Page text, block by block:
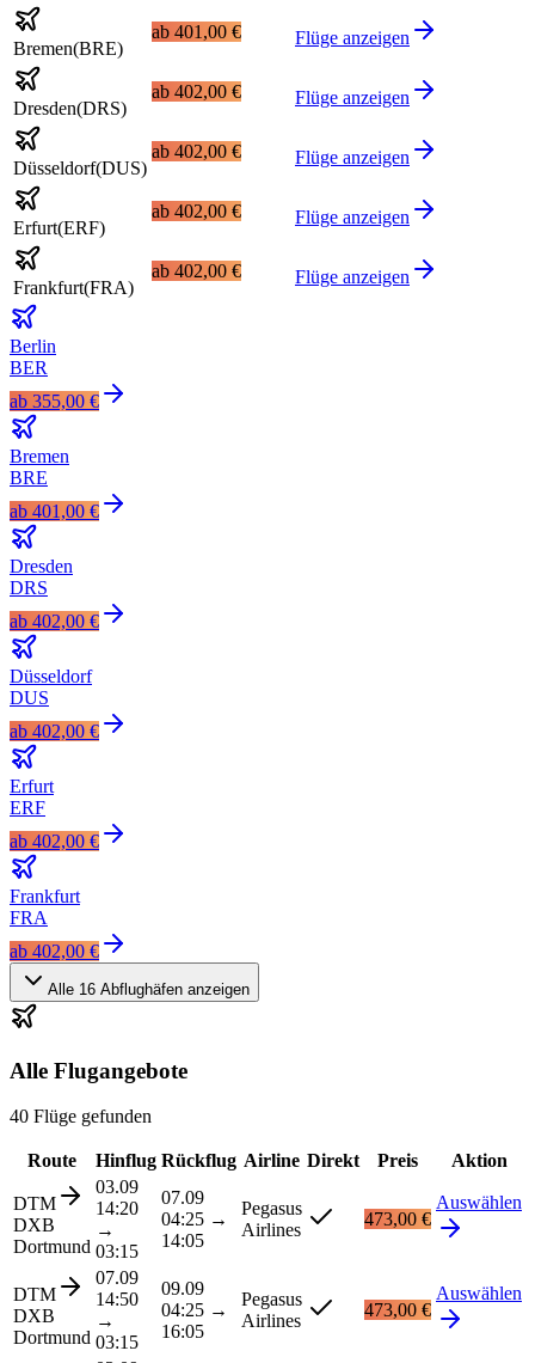
Bremen(BRE)
ab 401,00 € Flüge anzeigen
Dresden(DRS)
ab 402,00 € Flüge anzeigen
Düsseldorf(DUS)
ab 402,00 € Flüge anzeigen
Erfurt(ERF)
ab 402,00 € Flüge anzeigen
Frankfurt(FRA)
ab 402,00 € Flüge anzeigen
Berlin
BER
ab 355,00 €
Bremen
BRE
ab 401,00 €
Dresden
DRS
ab 402,00 €
Düsseldorf
DUS
ab 402,00 €
Erfurt
ERF
ab 402,00 €
Frankfurt
FRA
ab 402,00 €
Alle 16 Abflughäfen anzeigen
Alle Flugangebote
40 Flüge gefunden
Route Hinflug Rückflug Airline Direkt Preis Aktion
DTM
DXB
Dortmund
03.09
14:20
→
03:15
07.09
04:25 →
14:05
Pegasus
Airlines
473,00 €
Auswählen
DTM
DXB
Dortmund
07.09
14:50
→
03:15
09.09
04:25 →
16:05
Pegasus
Airlines
473,00 €
Auswählen